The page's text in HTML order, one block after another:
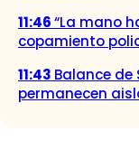
11:46“La mano
copamiento
11:43 Balance de
permanecen